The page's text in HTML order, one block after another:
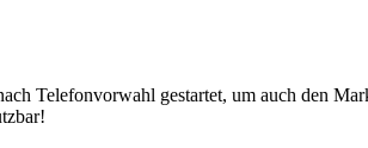
Telefonvorwahl gestartet, um auch den